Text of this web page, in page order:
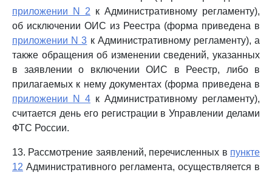
приложении N 2 к Административному регламенту),
об исключении ОИС из Реестра (форма приведена в
приложении N 3 к Административному регламенту), а
также обращения об изменении сведений, указанных
в заявлении о включении ОИС в Реестр, либо в
прилагаемых к нему документах (форма приведена в
приложении N 4 к Административному регламенту),
считается день его регистрации в Управлении делами
ФТС России.
13. Рассмотрение заявлений, перечисленных в пункте
12 Административного регламента, осуществляется в